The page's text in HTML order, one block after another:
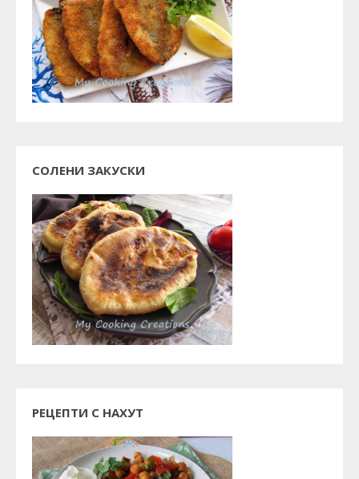
СОЛЕНИ ЗАКУСКИ
РЕЦЕПТИ С НАХУТ